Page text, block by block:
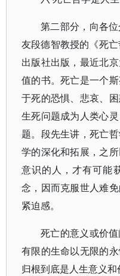
第二部分，向各
友段德智教授的《死
出版社出版，最近北
值的书。死亡是一个
于死的恐惧、悲哀、
生死问题成为人类心
题。段先生讲，死亡
学的深化和拓展，之
意识的人，才有可能
念，因而克服世人难
紧迫感。
死亡的意义或价
有限的生命以无限的
归根到底是人生意义